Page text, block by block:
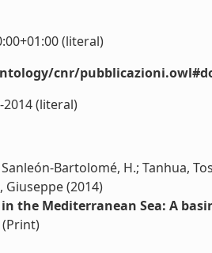
(literal)
cnr/
2014 (literal)
Bartolomé, H.; Tanhua,
Giuseppe (2014)
in the Mediterranean Sea: A
(Print)